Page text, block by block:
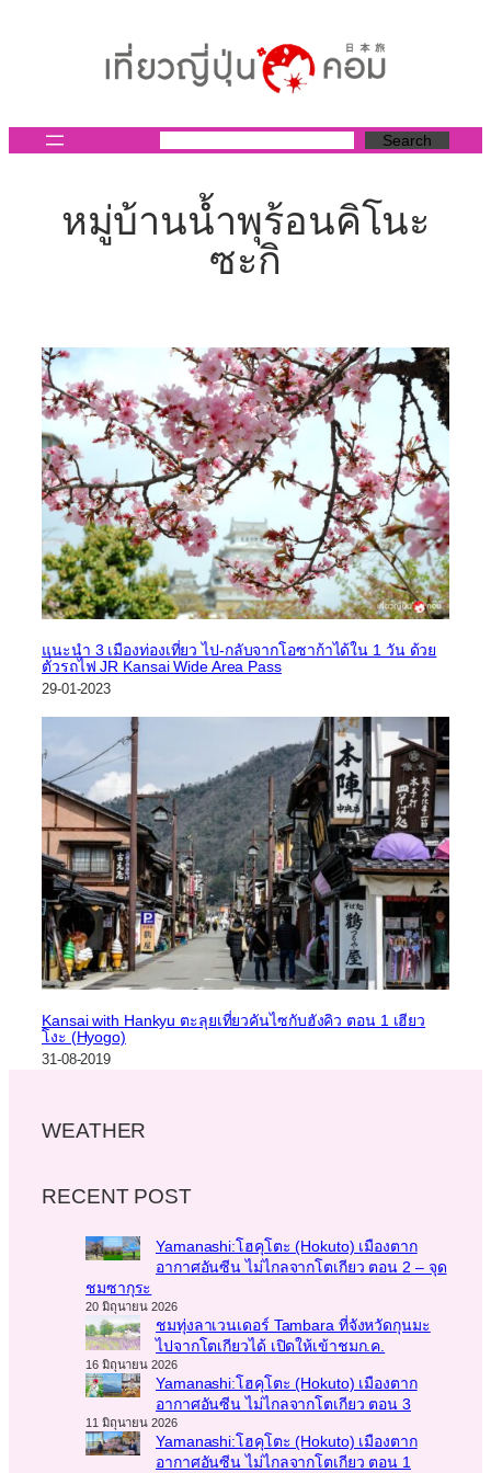
Search
หมู่บ้านน้ำพุร้อนคิโนะ
ซะกิ
แนะนำ 3 เมืองท่องเที่ยว ไป-กลับจากโอซาก้าได้ใน 1 วัน ด้วย
ตั๋วรถไฟ JR Kansai Wide Area Pass
29-01-2023
Kansai with Hankyu ตะลุยเที่ยวคันไซกับฮังคิว ตอน 1 เฮียว
โงะ (Hyogo)
31-08-2019
WEATHER
RECENT POST
Yamanashi:โฮคุโตะ (Hokuto) เมืองตาก
อากาศอันซีน ไม่ไกลจากโตเกียว ตอน 2 – จุด
ชมซากุระ
20 มิถุนายน 2026
ชมทุ่งลาเวนเดอร์ Tambara ที่จังหวัดกุนมะ
ไปจากโตเกียวได้ เปิดให้เข้าชมก.ค.
16 มิถุนายน 2026
Yamanashi:โฮคุโตะ (Hokuto) เมืองตาก
อากาศอันซีน ไม่ไกลจากโตเกียว ตอน 3
11 มิถุนายน 2026
Yamanashi:โฮคุโตะ (Hokuto) เมืองตาก
อากาศอันซีน ไม่ไกลจากโตเกียว ตอน 1